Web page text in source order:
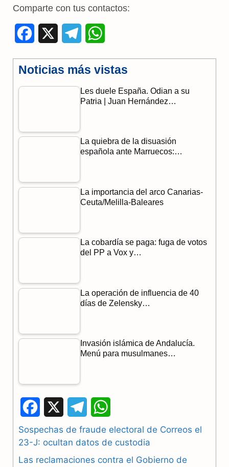
Comparte con tus contactos:
c
o
l
e
a
a
t
p
Noticias más vistas
Les duele España. Odian a su
Patria | Juan Hernández…
La quiebra de la disuasión
española ante Marruecos:…
La importancia del arco Canarias-
Ceuta/Melilla-Baleares
La cobardía se paga: fuga de votos
del PP a Vox y…
La operación de influencia de 40
días de Zelensky…
Invasión islámica de Andalucía.
Menú para musulmanes…
a
c
e
l
h
a
Sospechas de fraude electoral de Correos el
23-J: ocultan datos de custodia
Las reclamaciones contra el Gobierno de